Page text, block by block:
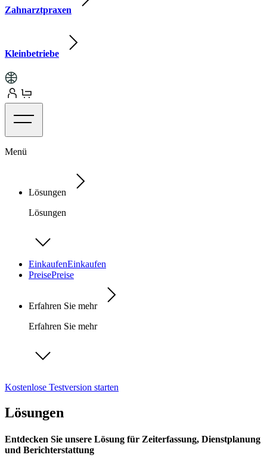
Zahnarztpraxen
Kleinbetriebe
Menü
Lösungen
Lösungen
EinkaufenEinkaufen
PreisePreise
Erfahren Sie mehr
Erfahren Sie mehr
Kostenlose Testversion starten
Lösungen
Entdecken Sie unsere Lösung für Zeiterfassung, Dienstplanung
und Berichterstattung